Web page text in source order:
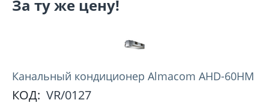
За ту же цену!
Канальный кондиционер Almacom AHD-60HМ
КОД: VR/0127